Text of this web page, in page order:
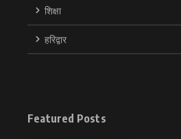
शिक्षा
हरिद्वार
Featured Posts